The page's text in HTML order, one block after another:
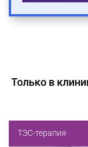
Только в
ТЭС-терапия